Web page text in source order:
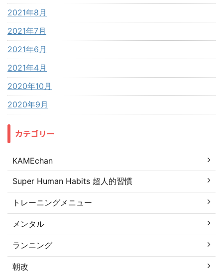
2021年8月
2021年7月
2021年6月
2021年4月
2020年10月
2020年9月
カテゴリー
KAMEchan
Super Human Habits 超人的習慣
トレーニングメニュー
メンタル
ランニング
朝改